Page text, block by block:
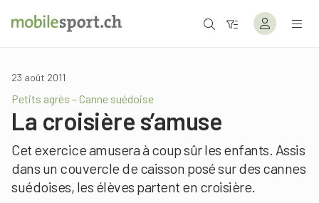
23 août 2011
Petits agrès – Canne suédoise
La croisière s’amuse
Cet exercice amusera à coup sûr les enfants. Assis
dans un couvercle de caisson posé sur des cannes
suédoises, les élèves partent en croisière.